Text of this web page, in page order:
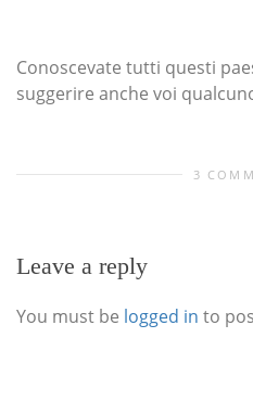
Conoscevate tutti questi
suggerire anche voi
3
Leave a reply
You must be logged in to